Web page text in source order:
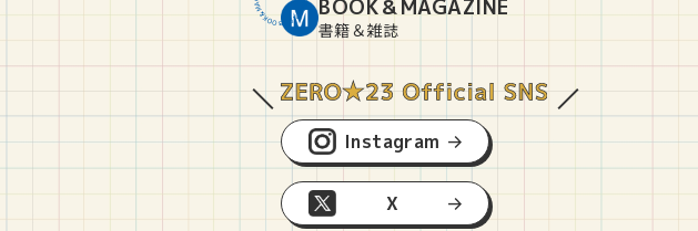
A
Z
I
N
E
B
O
O
K
&
M
A BOOK＆MAGAZINE
書籍＆雑誌
Instagram
X